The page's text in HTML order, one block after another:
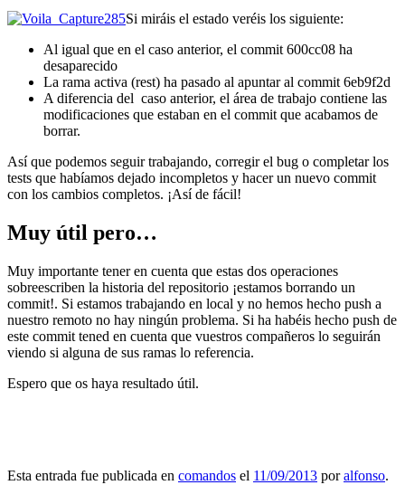
Si miráis el estado veréis los siguiente:
Al igual que en el caso anterior, el commit 600cc08 ha
desaparecido
La rama activa (rest) ha pasado al apuntar al commit 6eb9f2d
A diferencia del caso anterior, el área de trabajo contiene las
modificaciones que estaban en el commit que acabamos de
borrar.
Así que podemos seguir trabajando, corregir el bug o completar los
tests que habíamos dejado incompletos y hacer un nuevo commit
con los cambios completos. ¡Así de fácil!
Muy útil pero…
Muy importante tener en cuenta que estas dos operaciones
sobreescriben la historia del repositorio ¡estamos borrando un
commit!. Si estamos trabajando en local y no hemos hecho push a
nuestro remoto no hay ningún problema. Si ha habéis hecho push de
este commit tened en cuenta que vuestros compañeros lo seguirán
viendo si alguna de sus ramas lo referencia.
Espero que os haya resultado útil.
Esta entrada fue publicada en comandos el 11/09/2013 poralfonso.